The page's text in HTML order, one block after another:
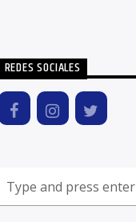
REDES SOCIALES